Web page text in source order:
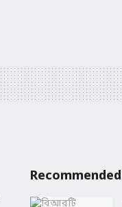
Recommended